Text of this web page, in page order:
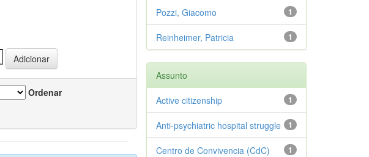
Ordenar
1
Pozzi, Giacomo
1
Reinheimer, Patricia
Assunto
1
Active citizenship
1
Anti-psychiatric hospital struggle
1
Centro de Convivencia (CdC)